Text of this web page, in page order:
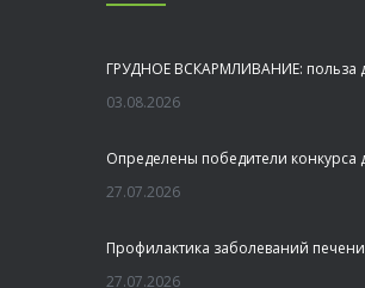
03.08.2026
27.07.2026
Профилактика заболеваний печени
27.07.2026